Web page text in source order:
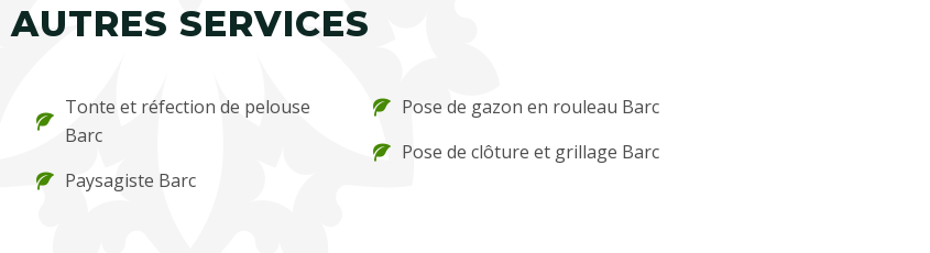
AUTRES SERVICES
Tonte et réfection de pelouse
Barc
Paysagiste Barc
Pose de gazon en rouleau Barc
Pose de clôture et grillage Barc